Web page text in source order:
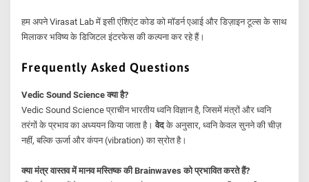
हम अपने Virasat Lab में इसी एंशिएंट कोड को मॉडर्न एआई और डिज़ाइन टूल्स के साथ
मिलाकर भविष्य के डिजिटल इंटरफेस की कल्पना कर रहे हैं।
Frequently Asked Questions
Vedic Sound Science क्या है?
Vedic Sound Science प्राचीन भारतीय ध्वनि विज्ञान है, जिसमें मंत्रों और ध्वनि
तरंगों के प्रभाव का अध्ययन किया जाता है।वेदके अनुसार, ध्वनि केवल सुनने की चीज़
नहीं, बल्कि ऊर्जा और कंपन (vibration) का स्रोत है।
क्या मंत्र वास्तव में मानव मस्तिष्क की Brainwaves को प्रभावित करते हैं?